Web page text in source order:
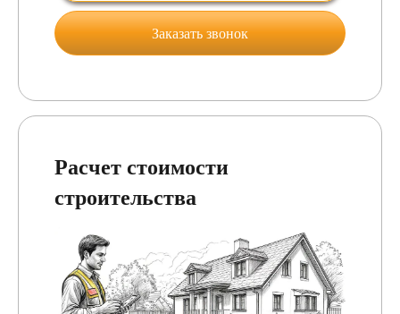
Заказать звонок
Расчет стоимости
строительства